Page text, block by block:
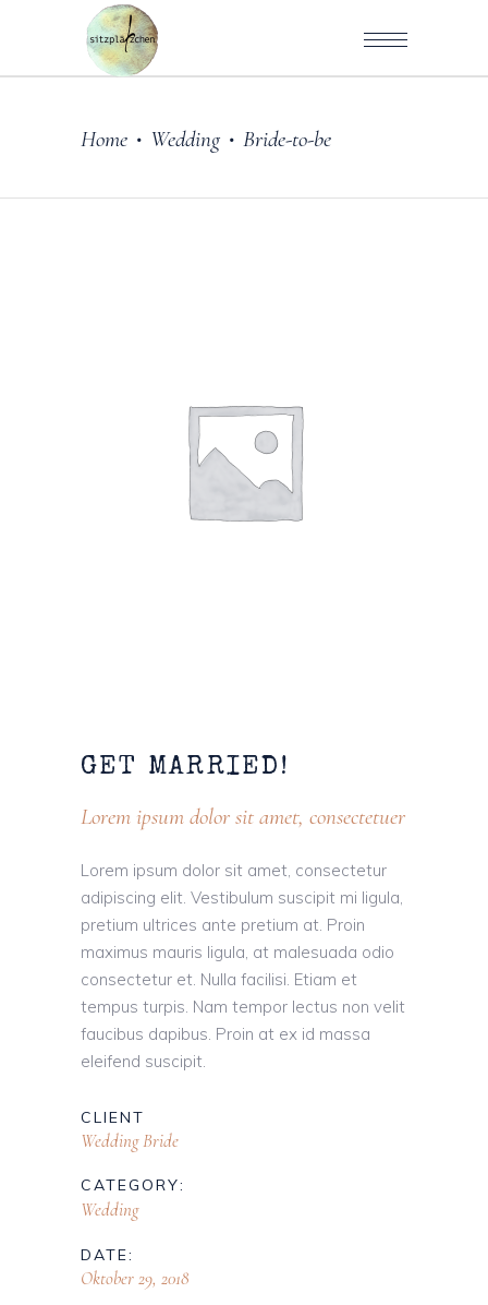
Home • Wedding• Bride-to-be
GET MARRIED!
Lorem ipsum dolor sit amet, consectetuer
Lorem ipsum dolor sit amet, consectetur
adipiscing elit. Vestibulum suscipit mi ligula,
pretium ultrices ante pretium at. Proin
maximus mauris ligula, at malesuada odio
consectetur et. Nulla facilisi. Etiam et
tempus turpis. Nam tempor lectus non velit
faucibus dapibus. Proin at ex id massa
eleifend suscipit.
CLIENT
Wedding Bride
CATEGORY:
Wedding
DATE:
Oktober 29, 2018